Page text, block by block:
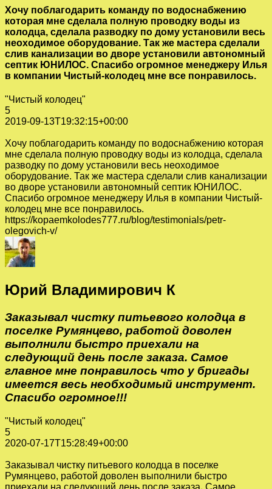
Хочу поблагодарить команду по водоснабжению
которая мне сделала полную проводку воды из
колодца, сделала разводку по дому установили весь
неоходимое оборудование. Так же мастера сделали
слив канализации во дворе установили автономный
септик ЮНИЛОС. Спасибо огромное менеджеру Илья
в компании Чистый-колодец мне все понравилось.
"Чистый колодец"
5
2019-09-13T19:32:15+00:00
Хочу поблагодарить команду по водоснабжению которая
мне сделала полную проводку воды из колодца, сделала
разводку по дому установили весь неоходимое
оборудование. Так же мастера сделали слив канализации
во дворе установили автономный септик ЮНИЛОС.
Спасибо огромное менеджеру Илья в компании Чистый-
колодец мне все понравилось.
https://kopaemkolodes777.ru/blog/testimonials/petr-
olegovich-v/
Юрий Владимирович К
Заказывал чистку питьевого колодца в
поселке Румянцево, работой доволен
выполнили быстро приехали на
следующий день после заказа. Самое
главное мне понравилось что у бригады
имеется весь необходимый инструмент.
Спасибо огромное!!!
"Чистый колодец"
5
2020-07-17T15:28:49+00:00
Заказывал чистку питьевого колодца в поселке
Румянцево, работой доволен выполнили быстро
приехали на следующий день после заказа. Самое